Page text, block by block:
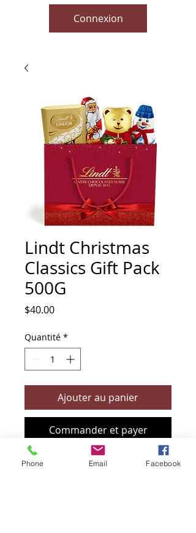
Connexion
Lindt Christmas
Classics Gift Pack
500G
$40.00Prix
Quantité *
Ajouter au panier
Commander et payer
Phone Email Facebook